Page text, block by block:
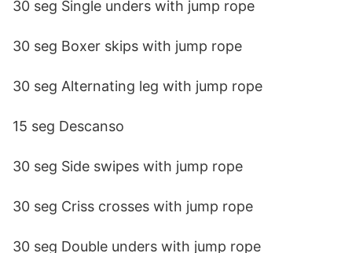
30 seg Single unders with jump rope
30 seg Boxer skips with jump rope
30 seg Alternating leg with jump rope
15 seg Descanso
30 seg Side swipes with jump rope
30 seg Criss crosses with jump rope
30 seg Double unders with jump rope